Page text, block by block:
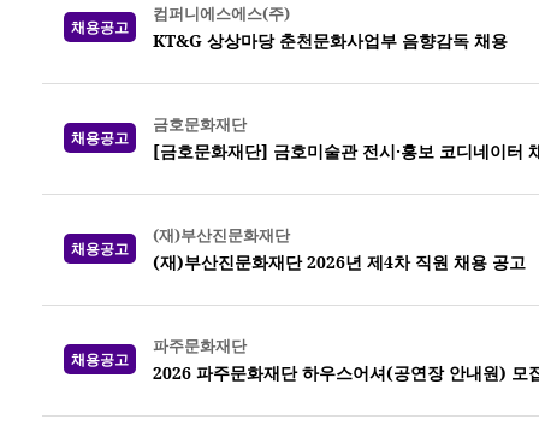
채용공고
컴퍼니에스에스(주)
KT&G 상상마당 춘천문화사업부 음향감독 채용
채용공고
금호문화재단
[금호문화재단] 금호미술관 전시·홍보 코디네이터
채용공고
(재)부산진문화재단
(재)부산진문화재단 2026년 제4차 직원 채용 공고
채용공고
파주문화재단
2026 파주문화재단 하우스어셔(공연장 안내원) 모